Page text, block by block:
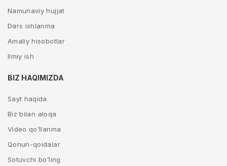
Namunaviy hujjat
Dars ishlanma
Amaliy hisobotlar
Ilmiy ish
BIZ HAQIMIZDA
Sayt haqida
Biz bilan aloqa
Video qo’llanma
Qonun-qoidalar
Sotuvchi bo’ling